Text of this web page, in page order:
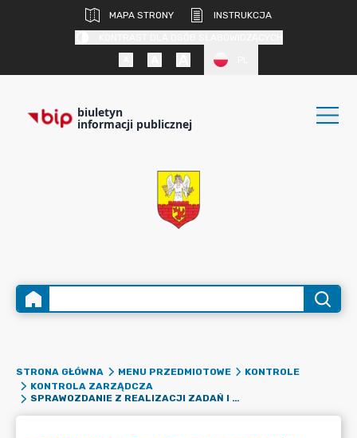
MAPA STRONY
INSTRUKCJA
biuletyn
informacji publicznej
STRONA GŁÓWNA MENU PRZEDMIOTOWE
KONTROLE
KONTROLA ZARZĄDCZA
SPRAWOZDANIE Z REALIZACJI ZADAŃ I CELÓW ZA ROK 2021 URZĄD MIEJSKI W ZAWIDOWIE